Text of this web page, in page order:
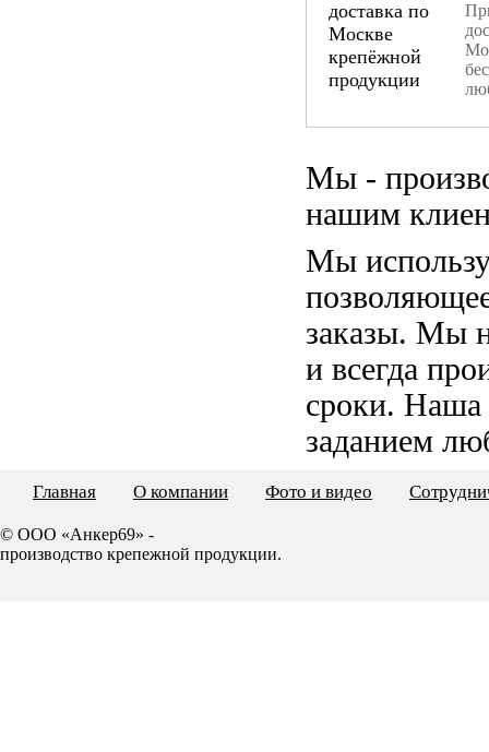
Мы -
нашим
Мы
заказы. Мы
и всегда
сроки. Наша
заданием
Главная О компании Фото и видео
© ООО «Анкер69» -
производство крепежной продукции.